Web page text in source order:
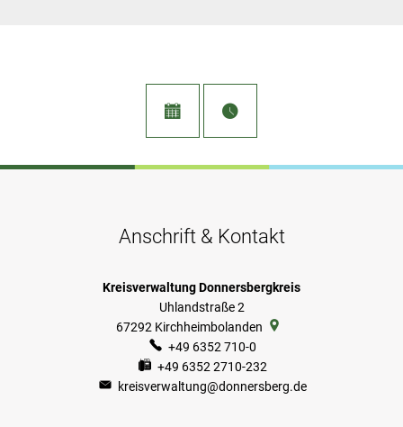
Anschrift & Kontakt
Kreisverwaltung Donnersbergkreis
Uhlandstraße 2
67292 Kirchheimbolanden
+49 6352 710-0
+49 6352 2710-232
kreisverwaltung@donnersberg.de